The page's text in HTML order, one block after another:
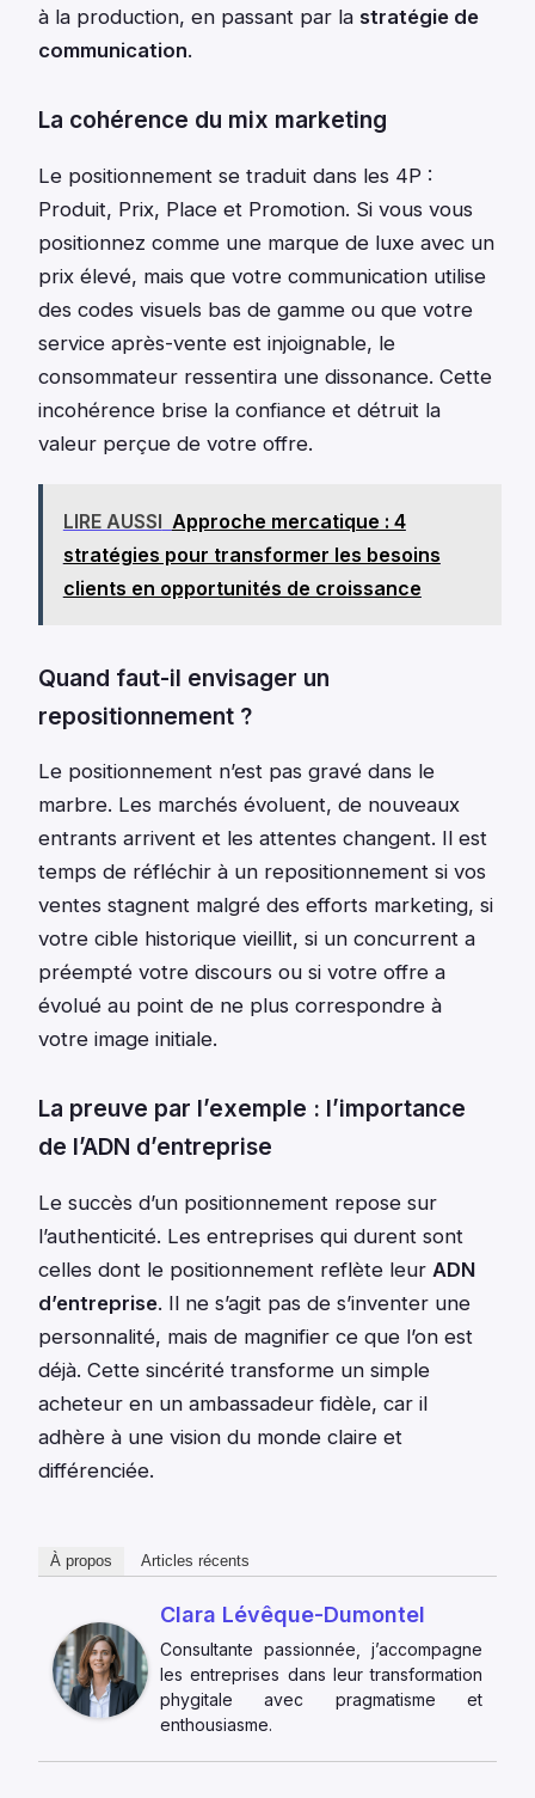
à la production, en passant par la stratégie de
communication.
La cohérence du mix marketing
Le positionnement se traduit dans les 4P :
Produit, Prix, Place et Promotion. Si vous vous
positionnez comme une marque de luxe avec un
prix élevé, mais que votre communication utilise
des codes visuels bas de gamme ou que votre
service après-vente est injoignable, le
consommateur ressentira une dissonance. Cette
incohérence brise la confiance et détruit la
valeur perçue de votre offre.
LIRE AUSSI Approche mercatique : 4
stratégies pour transformer les besoins
clients en opportunités de croissance
Quand faut-il envisager un
repositionnement ?
Le positionnement n’est pas gravé dans le
marbre. Les marchés évoluent, de nouveaux
entrants arrivent et les attentes changent. Il est
temps de réfléchir à un repositionnement si vos
ventes stagnent malgré des efforts marketing, si
votre cible historique vieillit, si un concurrent a
préempté votre discours ou si votre offre a
évolué au point de ne plus correspondre à
votre image initiale.
La preuve par l’exemple : l’importance
de l’ADN d’entreprise
Le succès d’un positionnement repose sur
l’authenticité. Les entreprises qui durent sont
celles dont le positionnement reflète leur ADN
d’entreprise. Il ne s’agit pas de s’inventer une
personnalité, mais de magnifier ce que l’on est
déjà. Cette sincérité transforme un simple
acheteur en un ambassadeur fidèle, car il
adhère à une vision du monde claire et
différenciée.
À propos Articles récents
Clara Lévêque-Dumontel
Consultante passionnée, j’accompagne
les entreprises dans leur transformation
phygitale avec pragmatisme et
enthousiasme.